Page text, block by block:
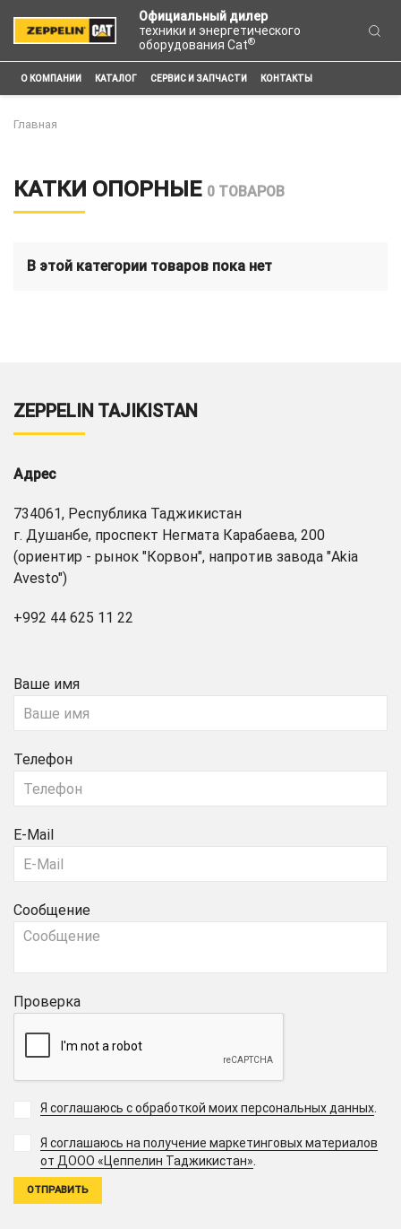
Официальный дилер
техники и энергетического
оборудования Cat®
О КОМПАНИИ КАТАЛОГ СЕРВИС И ЗАПЧАСТИ КОНТАКТЫ
Главная
КАТКИ ОПОРНЫЕ 0 ТОВАРОВ
В этой категории товаров пока нет
ZEPPELIN TAJIKISTAN
Адрес
734061, Республика Таджикистан
г. Душанбе, проспект Негмата Карабаева, 200
(ориентир - рынок "Корвон", напротив завода "Akia
Avesto")
+992 44 625 11 22
Ваше имя
Телефон
E-Mail
Сообщение
Проверка
Я соглашаюсь с обработкой моих персональных данных
Я соглашаюсь на получение маркетинговых материалов
от ДООО «Цеппелин Таджикистан».